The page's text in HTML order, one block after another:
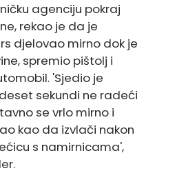
agenciju pokraj
rekao je da je
djelovao mirno dok je
spremio pištolj i
'Sjedio je
sekundi ne radeći
se vrlo mirno i
kao da izvlači nakon
s namirnicama',